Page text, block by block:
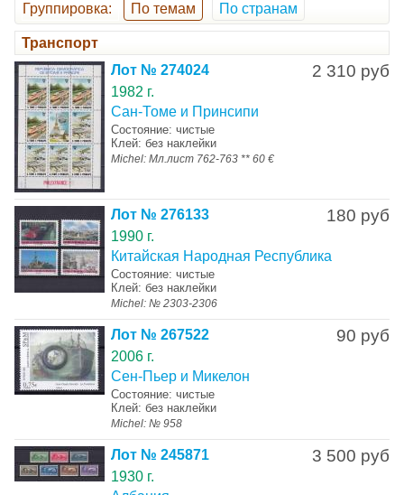
Группировка: По темам По странам
Транспорт
2 310 руб
Лот № 274024
1982 г.
Сан-Томе и Принсипи
Состояние: чистые
Клей: без наклейки
Michel: Мл.лист 762-763 ** 60 €
180 руб
Лот № 276133
1990 г.
Китайская Народная Республика
Состояние: чистые
Клей: без наклейки
Michel: № 2303-2306
90 руб
Лот № 267522
2006 г.
Сен-Пьер и Микелон
Состояние: чистые
Клей: без наклейки
Michel: № 958
3 500 руб
Лот № 245871
1930 г.